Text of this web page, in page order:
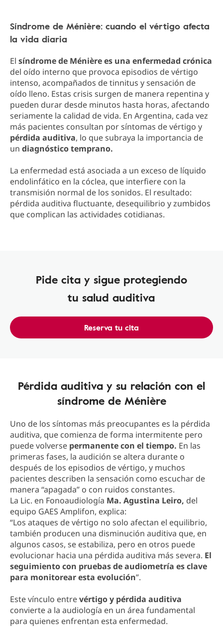
Síndrome de Ménière: cuando el vértigo afecta
la vida diaria
El síndrome de Ménière es una enfermedad crónica
del oído interno que provoca episodios de vértigo
intenso, acompañados de tinnitus y sensación de
oído lleno. Estas crisis surgen de manera repentina y
pueden durar desde minutos hasta horas, afectando
seriamente la calidad de vida. En Argentina, cada vez
más pacientes consultan por síntomas de vértigo y
pérdida auditiva, lo que subraya la importancia de
un diagnóstico temprano.
La enfermedad está asociada a un exceso de líquido
endolinfático en la cóclea, que interfiere con la
transmisión normal de los sonidos. El resultado:
pérdida auditiva fluctuante, desequilibrio y zumbidos
que complican las actividades cotidianas.
Pide cita y sigue protegiendo
tu salud auditiva
Reserva tu cita
Pérdida auditiva y su relación con el
síndrome de Ménière
Uno de los síntomas más preocupantes es la pérdida
auditiva, que comienza de forma intermitente pero
puede volverse permanente con el tiempo. En las
primeras fases, la audición se altera durante o
después de los episodios de vértigo, y muchos
pacientes describen la sensación como escuchar de
manera “apagada” o con ruidos constantes.
La Lic. en Fonoaudiología Ma. Agustina Leiro, del
equipo GAES Amplifon, explica:
“Los ataques de vértigo no solo afectan el equilibrio,
también producen una disminución auditiva que, en
algunos casos, se estabiliza, pero en otros puede
evolucionar hacia una pérdida auditiva más severa. El
seguimiento con pruebas de audiometría es clave
para monitorear esta evolución”.
Este vínculo entrevértigo y pérdida auditiva
convierte a la audiología en un área fundamental
para quienes enfrentan esta enfermedad.